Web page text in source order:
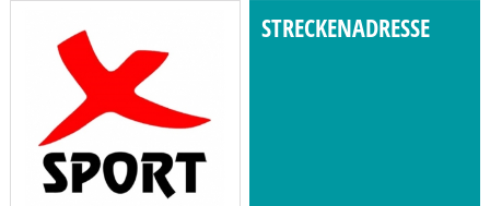
STRECKENADRESSE